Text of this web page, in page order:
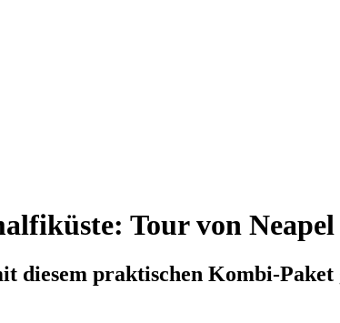
Tour von Neapel
diesem praktischen Kombi-Paket